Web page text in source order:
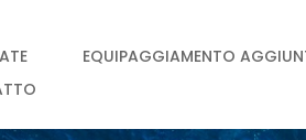
EQUIPAGGIAMENTO